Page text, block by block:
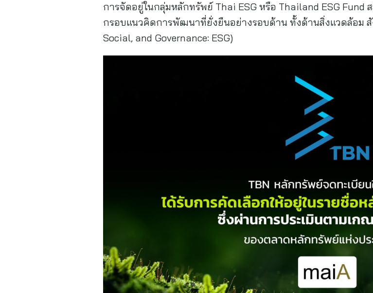
การจัดอยู่ในกลุ่มหลักทรัพย์ Thai ESG หรือ Thailand ESG Fund
กรอบแนวคิดการพัฒนาที่ยั่งยืนอย่างรอบด้าน ทั้งด้านสิ่งแวดล้อม สั
Social, and Governance: ESG)